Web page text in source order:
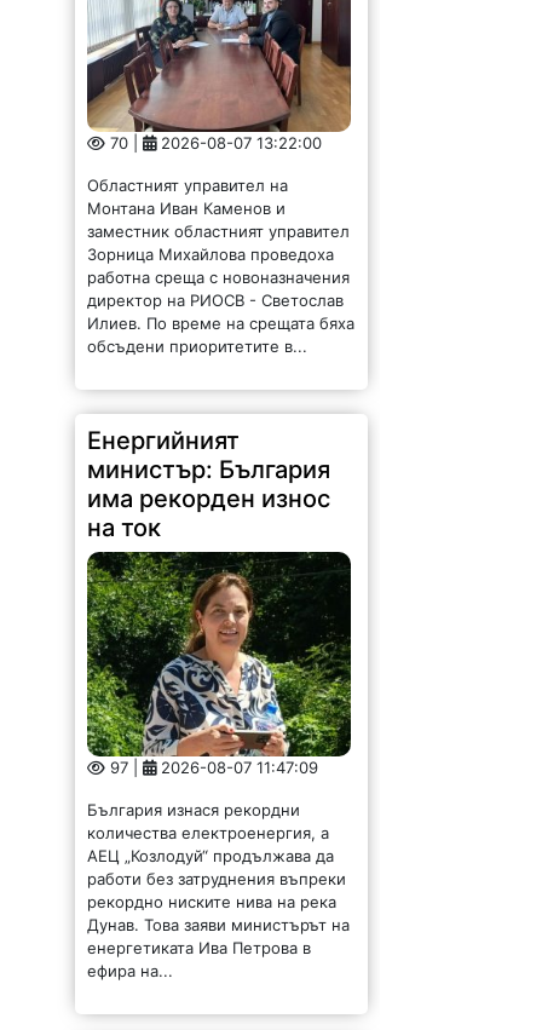
70 | 2026-08-07 13:22:00
Областният управител на
Монтана Иван Каменов и
заместник областният управител
Зорница Михайлова проведоха
работна среща с новоназначения
директор на РИОСВ - Светослав
Илиев. По време на срещата бяха
обсъдени приоритетите в...
Енергийният
министър: България
има рекорден износ
на ток
97 | 2026-08-07 11:47:09
България изнася рекордни
количества електроенергия, а
АЕЦ „Козлодуй“ продължава да
работи без затруднения въпреки
рекордно ниските нива на река
Дунав. Това заяви министърът на
енергетиката Ива Петрова в
ефира на...